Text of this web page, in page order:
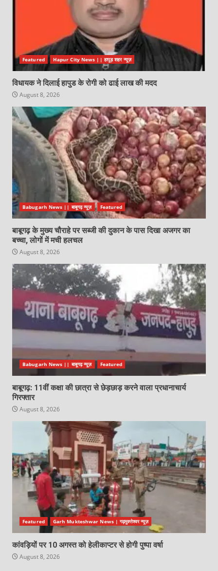
Featured Hapur City News || हापुड़ शहर न्यूज़
विधायक ने दिलाई हापुड के रोगी को ढाई लाख की मदद
August 8, 2026
Babugarh News || बाबूगढ़ न्यूज़ Featured
बाबूगढ़ के मुख्य चौराहे पर सब्जी की दुकान के पास दिखा अजगर का
बच्चा, लोगों में मची हलचल
August 8, 2026
Babugarh News || बाबूगढ़ न्यूज़ Featured
बाबूगढ़: 11वीं कक्षा की छात्रा से छेड़छाड़ करने वाला प्रधानाचार्य
गिरफ्तार
August 8, 2026
Featured Garh Mukteshwar News | गढ़मुक्तेश्वर न्यूज़
कांवड़ियों पर 10 अगस्त को हेलीकाप्टर से होगी पुष्पा वर्षा
August 8, 2026